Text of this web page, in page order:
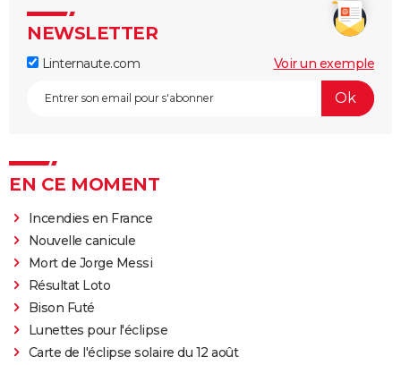
NEWSLETTER
Linternaute.com Voir un exemple
EN CE MOMENT
Incendies en France
Nouvelle canicule
Mort de Jorge Messi
Résultat Loto
Bison Futé
Lunettes pour l'éclipse
Carte de l'éclipse solaire du 12 août